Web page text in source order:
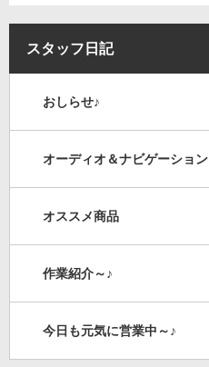
スタッフ日記
おしらせ♪
オーディオ＆ナビゲーション
オススメ商品
作業紹介～♪
今日も元気に営業中～♪